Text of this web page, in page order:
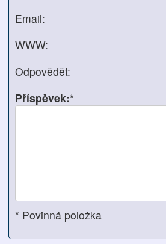
Email:
WWW:
Odpovědět:
Příspěvek:*
* Povinná položka